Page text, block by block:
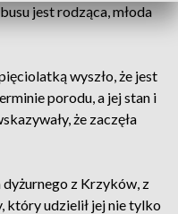
jest rodząca, młoda
wyszło, że jest
porodu, a jej stan i
że zaczęła
z Krzyków, z
który udzielił jej nie tylko